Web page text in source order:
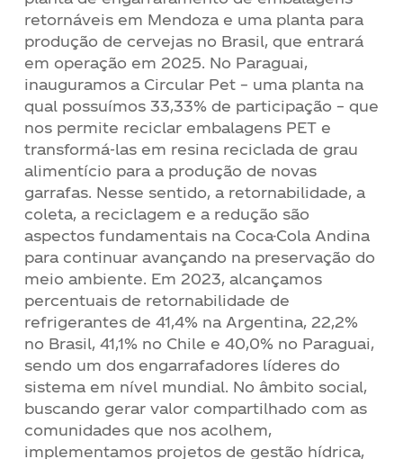
retornáveis em Mendoza e uma planta para
produção de cervejas no Brasil, que entrará
em operação em 2025. No Paraguai,
inauguramos a Circular Pet – uma planta na
qual possuímos 33,33% de participação – que
nos permite reciclar embalagens PET e
transformá-las em resina reciclada de grau
alimentício para a produção de novas
garrafas. Nesse sentido, a retornabilidade, a
coleta, a reciclagem e a redução são
aspectos fundamentais na Coca-Cola Andina
para continuar avançando na preservação do
meio ambiente. Em 2023, alcançamos
percentuais de retornabilidade de
refrigerantes de 41,4% na Argentina, 22,2%
no Brasil, 41,1% no Chile e 40,0% no Paraguai,
sendo um dos engarrafadores líderes do
sistema em nível mundial. No âmbito social,
buscando gerar valor compartilhado com as
comunidades que nos acolhem,
implementamos projetos de gestão hídrica,